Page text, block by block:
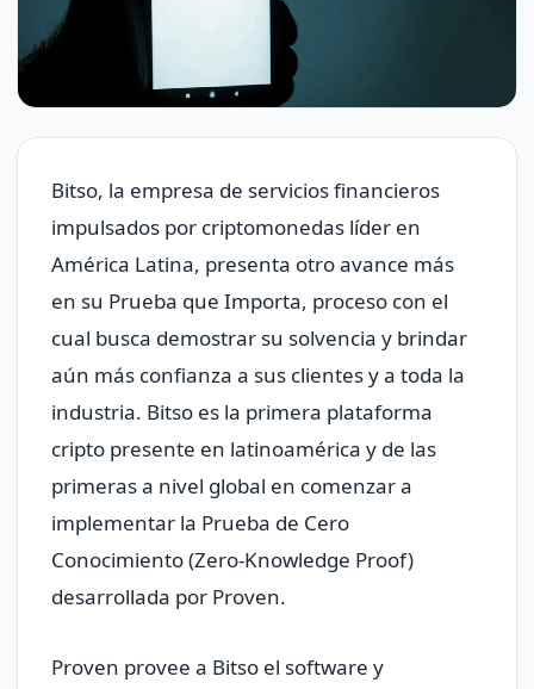
Bitso, la empresa de servicios financieros
impulsados por criptomonedas líder en
América Latina, presenta otro avance más
en su Prueba que Importa, proceso con el
cual busca demostrar su solvencia y brindar
aún más confianza a sus clientes y a toda la
industria. Bitso es la primera plataforma
cripto presente en latinoamérica y de las
primeras a nivel global en comenzar a
implementar la Prueba de Cero
Conocimiento (Zero-Knowledge Proof)
desarrollada por Proven.
Proven provee a Bitso el software y